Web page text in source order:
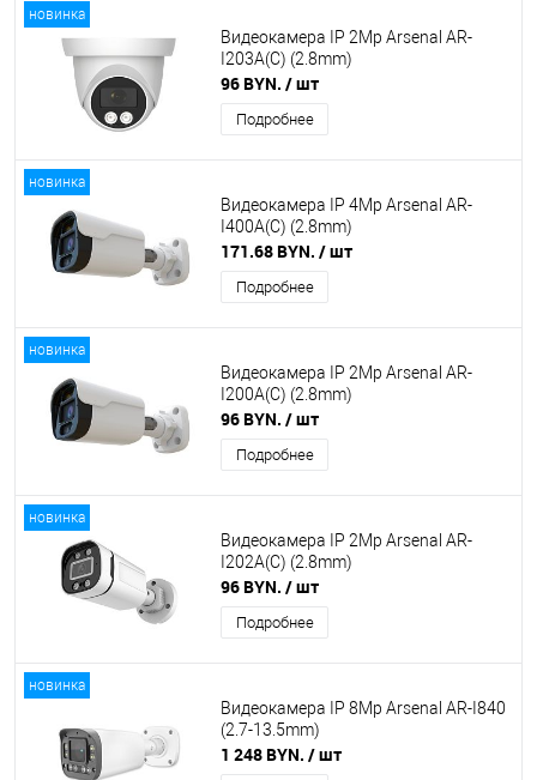
новинка
Видеокамера IP 2Mp Arsenal AR-
I203A(C) (2.8mm)
96 BYN. / шт
Подробнее
новинка
Видеокамера IP 4Mp Arsenal AR-
I400A(C) (2.8mm)
171.68 BYN. / шт
Подробнее
новинка
Видеокамера IP 2Mp Arsenal AR-
I200A(C) (2.8mm)
96 BYN. / шт
Подробнее
новинка
Видеокамера IP 2Mp Arsenal AR-
I202A(C) (2.8mm)
96 BYN. / шт
Подробнее
новинка
Видеокамера IP 8Mp Arsenal AR-I840
(2.7-13.5mm)
1 248 BYN. / шт